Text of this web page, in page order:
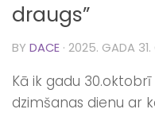
draugs”
BY DACE · 2025. GADA 31.
Kā ik gadu 30.oktobrī
dzimšanas dienu ar